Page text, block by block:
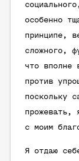
особенно
принципе,
сложного,
что вполне
против
поскольку
прожевать,
с моим
Я отдаю